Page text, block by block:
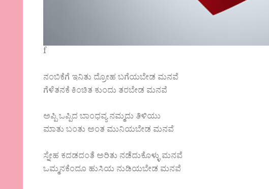
f
ನಂಬಿಕೆಗೆ ಇನಿತು ದ್ರೋಹ ಬಗೆಯಬೇಡ ಮನವೆ
ಗೆಳೆತನಕೆ ಕಿಂಚಿತ ಕುಂದು ತರಬೇಡ ಮನವೆ
ಅಪ್ಪಿ ಒಪ್ಪಿದ ಬಾಂಧವ್ಯ ನಮ್ಮದು ತಿಳಿಯು
ಮಾತು ಬಂತು ಅಂತ ಮುನಿಯಬೇಡ ಮನವೆ
ಸ್ನೇಹ ಕದಡದಂತೆ ಅರಿತು ನಡೆದುಕೊಳ್ಳು ಮನವೆ
ಒಮ್ಮನಕೆಂದೂ ಹುಸಿಯ ನುಡಿಯಬೇಡ ಮನವೆ